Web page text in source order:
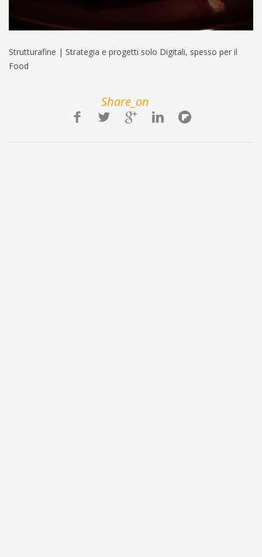
Strutturafine | Strategia e progetti solo Digitali, spesso per il
Food
Share_on